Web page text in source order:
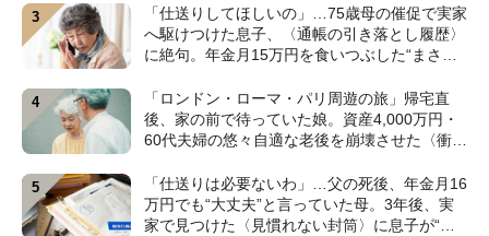
「仕送りしてほしいの」…75歳母の催促で実家
へ駆けつけた息子、〈通帳の引き落とし履歴〉
に絶句。年金月15万円を食いつぶした“まさか
「ロンドン・ローマ・パリ周遊の旅」帰宅直
後、家の前で待っていた娘。資産4,000万円・
60代夫婦の悠々自適な老後を崩壊させた〈衝撃
「仕送りは必要ないわ」…父の死後、年金月16
万円でも“大丈夫”と言っていた母。3年後、実
家で見つけた〈見慣れない封筒〉に息子が“思